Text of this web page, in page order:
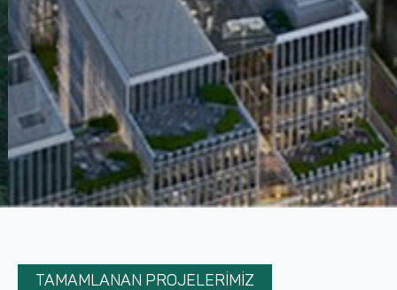
TAMAMLANAN PROJELERİMİZ